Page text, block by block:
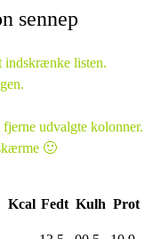
sennep
listen.
udvalgte kolonner.
🙂
Kcal Fedt Kulh Prot